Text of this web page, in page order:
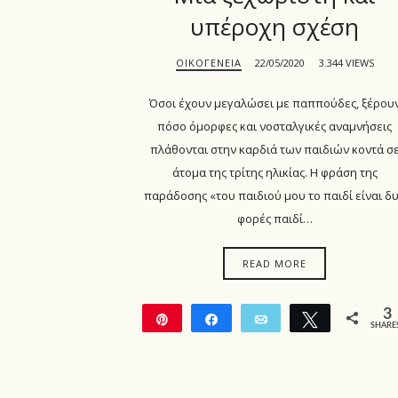
υπέροχη σχέση
ΟΙΚΟΓΈΝΕΙΑ 22/05/2020 3.344 VIEWS
Όσοι έχουν μεγαλώσει με παππούδες,
πόσο όμορφες και νοσταλγικές αναμνήσεις
πλάθονται στην καρδιά των παιδιών κοντά σε
άτομα της τρίτης ηλικίας. Η φράση της
παράδοσης «του παιδιού μου το παιδί είναι
φορές παιδί…
READ MORE
Share Email Tweet 3